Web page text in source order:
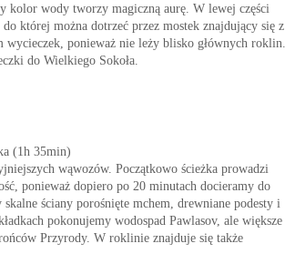
kolor wody tworzy magiczną aurę. W lewej części
której można dotrzeć przez mostek znajdujący się z
wycieczek, ponieważ nie leży blisko głównych roklin.
do Wielkiego Sokoła.
(1h 35min)
wąwozów. Początkowo ścieżka prowadzi
ponieważ dopiero po 20 minutach docieramy do
ściany porośnięte mchem, drewniane podesty i
pokonujemy wodospad Pawlasov, ale większe
Przyrody. W roklinie znajduje się także